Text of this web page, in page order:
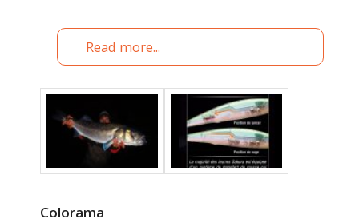
Read more...
Colorama